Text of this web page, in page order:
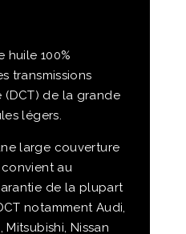
huile 100%
transmissions
de la grande
légers.
large couverture
au
de la plupart
notamment Audi,
Mitsubishi, Nissan